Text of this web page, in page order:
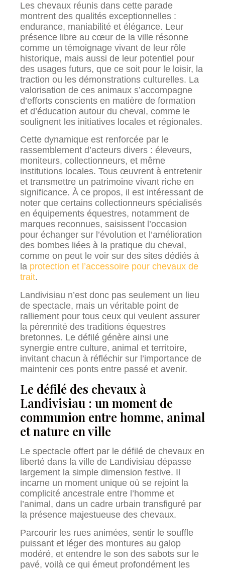
Les chevaux réunis dans cette parade
montrent des qualités exceptionnelles :
endurance, maniabilité et élégance. Leur
présence libre au cœur de la ville résonne
comme un témoignage vivant de leur rôle
historique, mais aussi de leur potentiel pour
des usages futurs, que ce soit pour le loisir, la
traction ou les démonstrations culturelles. La
valorisation de ces animaux s’accompagne
d’efforts conscients en matière de formation
et d’éducation autour du cheval, comme le
soulignent les initiatives locales et régionales.
Cette dynamique est renforcée par le
rassemblement d’acteurs divers : éleveurs,
moniteurs, collectionneurs, et même
institutions locales. Tous œuvrent à entretenir
et transmettre un patrimoine vivant riche en
significance. À ce propos, il est intéressant de
noter que certains collectionneurs spécialisés
en équipements équestres, notamment de
marques reconnues, saisissent l’occasion
pour échanger sur l’évolution et l’amélioration
des bombes liées à la pratique du cheval,
comme on peut le voir sur des sites dédiés à
la protection et l’accessoire pour chevaux de
trait.
Landivisiau n’est donc pas seulement un lieu
de spectacle, mais un véritable point de
ralliement pour tous ceux qui veulent assurer
la pérennité des traditions équestres
bretonnes. Le défilé génère ainsi une
synergie entre culture, animal et territoire,
invitant chacun à réfléchir sur l’importance de
maintenir ces ponts entre passé et avenir.
Le défilé des chevaux à
Landivisiau : un moment de
communion entre homme, animal
et nature en ville
Le spectacle offert par le défilé de chevaux en
liberté dans la ville de Landivisiau dépasse
largement la simple dimension festive. Il
incarne un moment unique où se rejoint la
complicité ancestrale entre l’homme et
l’animal, dans un cadre urbain transfiguré par
la présence majestueuse des chevaux.
Parcourir les rues animées, sentir le souffle
puissant et léger des montures au galop
modéré, et entendre le son des sabots sur le
pavé, voilà ce qui émeut profondément les